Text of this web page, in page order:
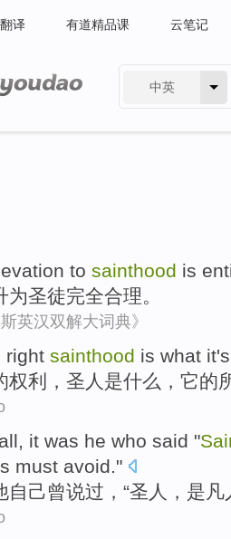
翻译 有道精品课 云笔记
中英
to sainthood is
为圣徒完全合理。
斯英汉双解大词典》
right sainthood is what it's
权利 ， 圣人 是什么 ， 它的
, it was he who said "
must avoid ."
自己曾说过 ，“圣人 ， 是 凡